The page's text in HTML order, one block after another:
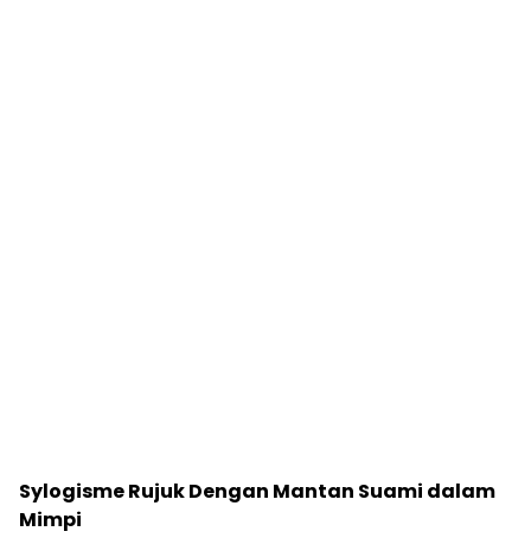
Sylogisme Rujuk Dengan Mantan Suami dalam
Mimpi